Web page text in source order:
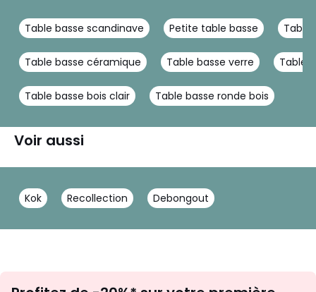
Table basse scandinave Petite table basse Table
Table basse céramique Table basse verre Table
Table basse bois clair Table basse ronde bois
Voir aussi
Kok Recollection Debongout